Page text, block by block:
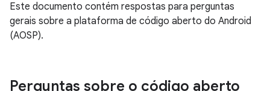
Este documento contém respostas para perguntas
gerais sobre a plataforma de código aberto do Android
(AOSP).
Perguntas sobre o código aberto